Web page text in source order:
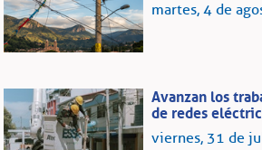
martes, 4 de
Avanzan los
de redes
viernes, 31 de